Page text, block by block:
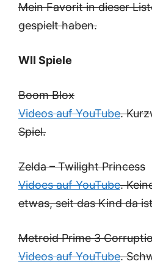
Mein Favorit in dieser
gespielt haben.
WII Spiele
Boom Blox
Videos auf YouTube.
Spiel.
Zelda – Twilight Princess
Vidoes auf YouTube.
etwas, seit das Kind da
Metroid Prime 3
Videos auf YouTube.